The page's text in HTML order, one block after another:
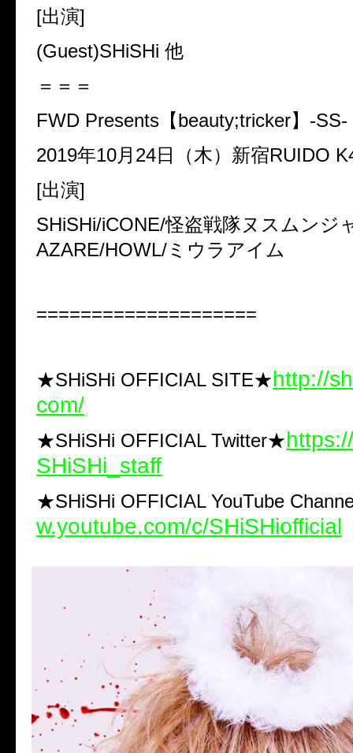
[出演]
(Guest)SHiSHi 他
＝＝＝
FWD Presents 【beauty;tricker】 -SS-
2019年10月 24日（木）新宿RUIDO
[出演]
SHiSHi/iCONE/怪盗戦隊ヌスムンジ
AZARE/HOWL/ ミウラアイム
====================
★SHiSHi OFFICIAL SITE★http://
com/
★SHiSHi OFFICIAL Twitter★
SHiSHi_staff
★SHiSHi OFFICIAL YouTube
w.youtube.com/c/SHiSHiofficial